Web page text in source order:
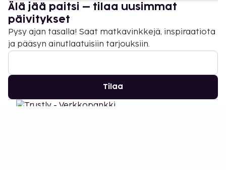
Älä jää paitsi – tilaa uusimmat
päivitykset
Pysy ajan tasalla! Saat matkavinkkejä, inspiraatiota
ja pääsyn ainutlaatuisiin tarjouksiin.
Tilaa